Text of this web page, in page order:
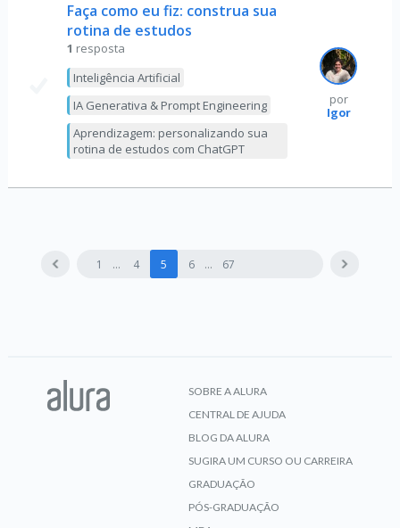
Faça como eu fiz: construa sua
rotina de estudos
1 resposta
Inteligência Artificial
IA Generativa & Prompt Engineering
Aprendizagem: personalizando sua
rotina de estudos com ChatGPT
por
Igor
1 4 5 6 67
SOBRE A ALURA
CENTRAL DE AJUDA
BLOG DA ALURA
SUGIRA UM CURSO OU CARREIRA
GRADUAÇÃO
PÓS-GRADUAÇÃO